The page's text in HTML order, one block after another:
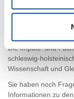
Unterstützung einer
das Konzept in die
Die Impuls- und
schleswig-
Wissenschaft und
Sie haben noch
Informationen zu